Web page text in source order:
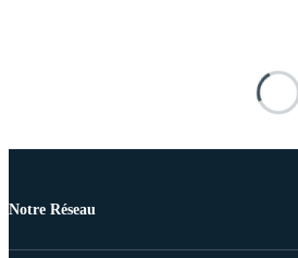
Notre Réseau